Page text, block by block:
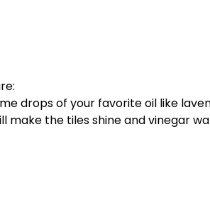
drops of your favorite oil like
make the tiles shine and vinegar